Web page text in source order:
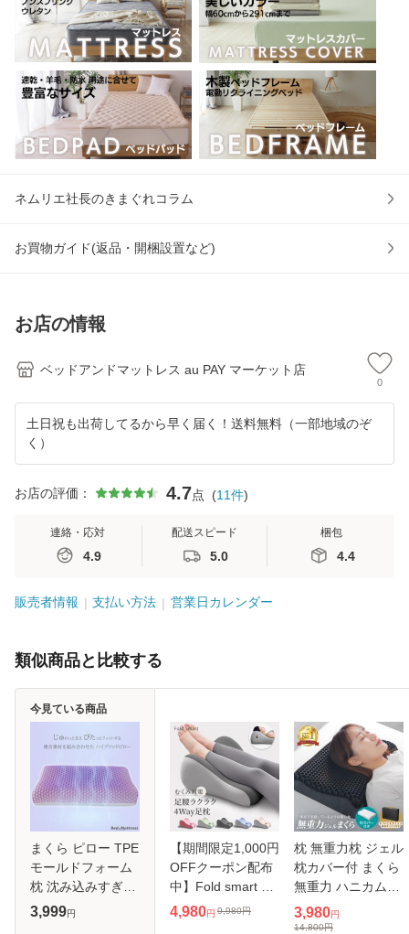
ネムリエ社長のきまぐれコラム
お買物ガイド(返品・開梱設置など)
お店の情報
ベッドアンドマットレス au PAY マーケット店
0
土日祝も出荷してるから早く届く！送料無料（一部地域のぞ
く）
お店の評価： 4.7点 (11件)
連絡・応対
4.9
配送スピード
5.0
梱包
4.4
販売者情報 支払い方法 営業日カレンダー
類似商品と比較する
まくら ピロー TPE
モールドフォーム
枕 沈み込みすぎず
頭に沿う ジェル枕
3,999円
今見ている商品
【期間限定1,000円
OFFクーポン配布
中】Fold smart 足
まくら 足枕 しっか
4,980円 9,980円
枕 無重力枕 ジェル
枕カバー付 まくら
無重力 ハニカム構
造 体圧分散 活性炭
抗菌 消臭 ウェーブ
3,980円
14,800円